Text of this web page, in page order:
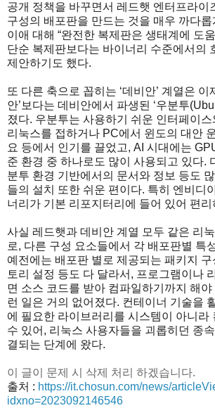
공개 정책을 바꾸면서 레드햇 엔터프라이
구성의 배포판을 만드는 것을 매우 까다
이애 대해 “완전한 복제판은 생태계에 도
단순 복제판보다는 바이너리 수준에서의
제안하기도 했다.
또 다른 축으로 꼽히는 ‘데비안’ 계열은 이
안’보다는 데비안에서 파생된 ‘우분투
졌다. 우분투는 사용하기 쉬운 인터페이
리눅스를 접하거나 PC에서 윈도의 대안
요 등에서 인기를 끌었고, AI 시대에는
준 환경 중 하나로도 많이 사용되고 있다.
분투 환경 기반에서의 문서와 정보 등도
들의 설치 또한 쉬운 편이다. 특히 엔비디
너리가 기본 리포지터리에 들어 있어 편리
사실 레드햇과 데비안 계열 모두 같은 리
로, 다른 구성 요소들에서 각 배포판별 특
예전에는 배포판 별로 제공되는 패키지
토리 설정 등도 다 달라서, 프로그램이나
면 소스 코드를 받아 컴파일하기까지 해야
런 일은 거의 없어졌다. 컨테이너 기술을
에 필요한 라이브러리를 시스템이 아니라
수 있어, 리눅스 사용자들을 괴롭히던 종
결되는 단계에 왔다.
이 글이 문제 시 삭제 처리 하겠습니다.
출처 : https://it.chosun.com/news/
idxno=2023092146546